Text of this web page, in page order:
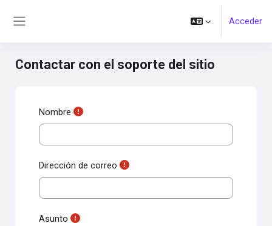
Acceder
Contactar con el soporte del sitio
Nombre
Dirección de correo
Asunto